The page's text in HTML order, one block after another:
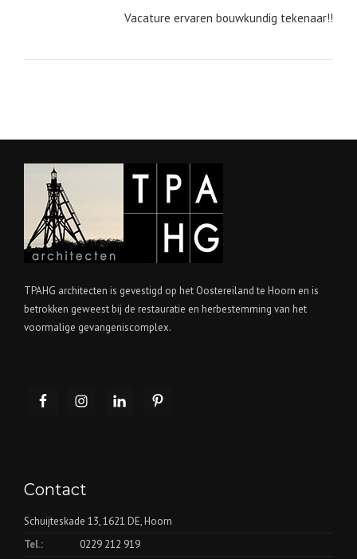
Vacature ervaren bouwkundig tekenaar!!
TPAHG architecten is gevestigd op het Oostereiland te Hoorn en is
betrokken geweest bij de restauratie en herbestemming van het
voormalige gevangeniscomplex.
Contact
Schuijteskade 13, 1621 DE, Hoorn
Tel.:
0229 212 919